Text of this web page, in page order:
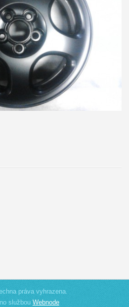
práva vyhrazena.
službouWebnode